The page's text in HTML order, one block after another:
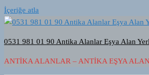
İçeriğe atla
0531 981 01 90 Antika Alanlar Eşya Alan
ANTIKA ALANLAR – ANTIKA EŞYA